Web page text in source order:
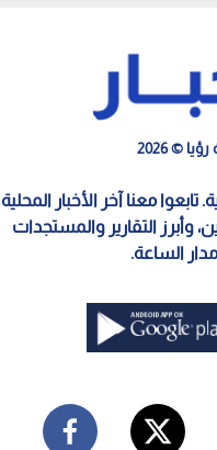
© 2026
تابعوا معنا آخر الأخبار المحلية
وأبرز التقارير والمستجدات
الساعة.